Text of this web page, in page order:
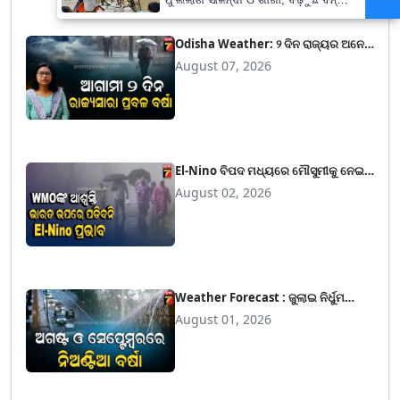
Odisha Weather: ୨ ଦିନ ରାଜ୍ୟର ଅନେକ
ସ୍ଥାନରେ ପ୍ରବଳରୁ ଅତି ପ୍ରବଳ ବର୍ଷା, ପୁଣି
ବଢ଼ିଲା ଚିନ୍ତା
August 07, 2026
El-Nino ବିପଦ ମଧ୍ୟରେ ମୌସୁମୀକୁ ନେଇ
ଆସିଲା ଭଲ ଖବର, ପଜେଟିଭ ଆଇଓଡି
ଅନୁମାନ କରିଛନ୍ତି WMO
August 02, 2026
Weather Forecast : ଜୁଲାଇ ନିର୍ଧୁମ
ଢାଳିଲା, ଅଗଷ୍ଟ ଓ ସେପ୍ଟେମ୍ବରରେ
ଓଡ଼ିଶାରେ କମ ବର୍ଷା ସମ୍ଭାବନା
August 01, 2026
ଭୟ